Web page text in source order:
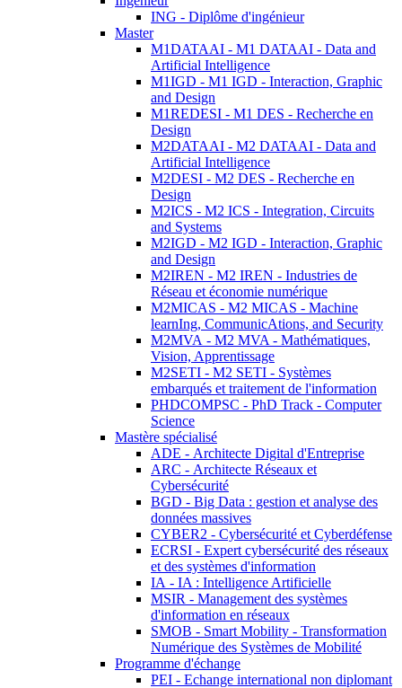
ING - Diplôme d'ingénieur
Master
M1DATAAI - M1 DATAAI - Data and
Artificial Intelligence
M1IGD - M1 IGD - Interaction, Graphic
and Design
M1REDESI - M1 DES - Recherche en
Design
M2DATAAI - M2 DATAAI - Data and
Artificial Intelligence
M2DESI - M2 DES - Recherche en
Design
M2ICS - M2 ICS - Integration, Circuits
and Systems
M2IGD - M2 IGD - Interaction, Graphic
and Design
M2IREN - M2 IREN - Industries de
Réseau et économie numérique
M2MICAS - M2 MICAS - Machine
learnIng, CommunicAtions, and Security
M2MVA - M2 MVA - Mathématiques,
Vision, Apprentissage
M2SETI - M2 SETI - Systèmes
embarqués et traitement de l'information
PHDCOMPSC - PhD Track - Computer
Science
Mastère spécialisé
ADE - Architecte Digital d'Entreprise
ARC - Architecte Réseaux et
Cybersécurité
BGD - Big Data : gestion et analyse des
données massives
CYBER2 - Cybersécurité et Cyberdéfense
ECRSI - Expert cybersécurité des réseaux
et des systèmes d'information
IA - IA : Intelligence Artificielle
MSIR - Management des systèmes
d'information en réseaux
SMOB - Smart Mobility - Transformation
Numérique des Systèmes de Mobilité
Programme d'échange
PEI - Echange international non diplomant